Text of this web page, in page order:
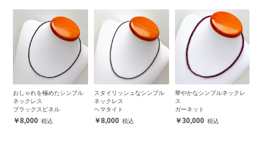
おしゃれを極めたシンプル
ネックレス
ブラックスピネル
8,000
スタイリッシュなシンプル
ネックレス
ヘマタイト
8,000
華やかなシンプルネックレ
ス
ガーネット
30,000